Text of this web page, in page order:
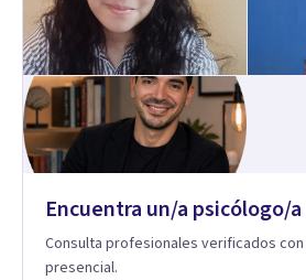
Encuentra un/a psicólogo/a
Consulta profesionales verificados
presencial.